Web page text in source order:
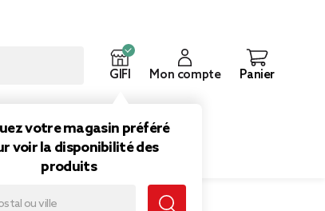
GIFI
votre magasin préféré
voir la disponibilité des
produits
Mon compte Panier
H42cm